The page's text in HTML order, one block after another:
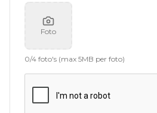
Foto
0/4 foto's (max 5MB per foto)